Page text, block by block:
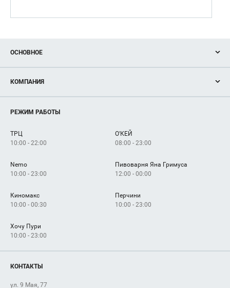
ОСНОВНОЕ
Новости
Магазины
Услуги
КОМПАНИЯ
Рекламодателям
Как добраться
РЕЖИМ РАБОТЫ
ТРЦ
10:00 - 22:00
О'КЕЙ
08:00 - 23:00
Nemo
10:00 - 23:00
Пивоварня Яна Гримуса
12:00 - 00:00
Киномакс
10:00 - 00:30
Перчини
10:00 - 23:00
Хочу Пури
10:00 - 23:00
КОНТАКТЫ
ул. 9 Мая, 77